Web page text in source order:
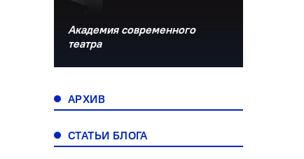
Академия современного
театра
АРХИВ
СТАТЬИ БЛОГА